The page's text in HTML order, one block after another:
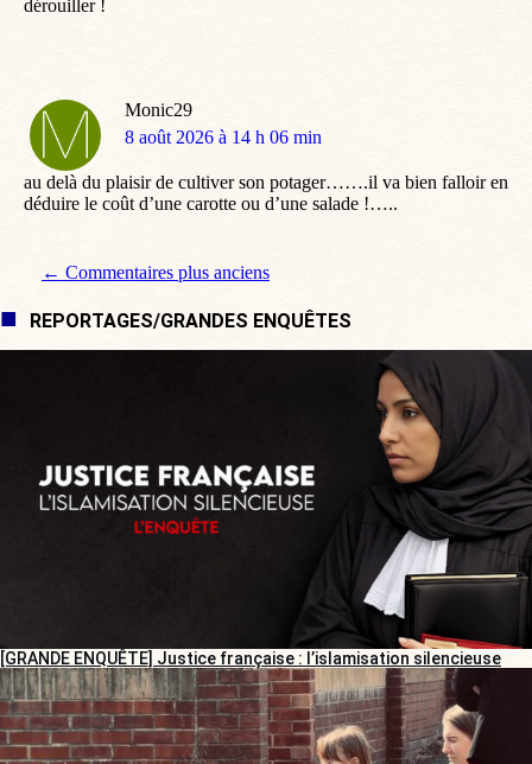
dérouiller !
Monic29
dit
8 août 2026 à 14 h 06 min
au delà du plaisir de cultiver son potager…….il va bien falloir en
déduire le coût d’une carotte ou d’une salade !…..
Navigation de commentaire
← Commentaires plus anciens
REPORTAGES/GRANDES ENQUÊTES
[GRANDE ENQUÊTE] Justice française : l’islamisation silencieuse